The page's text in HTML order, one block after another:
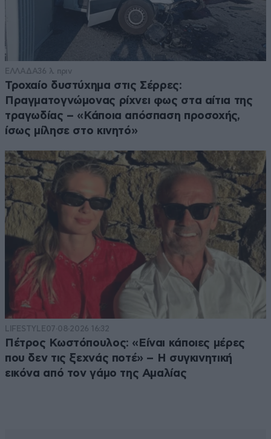
ΕΛΛΑΔΑ36 λ. πριν
Τροχαίο δυστύχημα στις Σέρρες:
Πραγματογνώμονας ρίχνει φως στα αίτια της
τραγωδίας – «Κάποια απόσπαση προσοχής,
ίσως μίλησε στο κινητό»
LIFESTYLE07·08·2026 16:32
Πέτρος Κωστόπουλος: «Είναι κάποιες μέρες
που δεν τις ξεχνάς ποτέ» – Η συγκινητική
εικόνα από τον γάμο της Αμαλίας